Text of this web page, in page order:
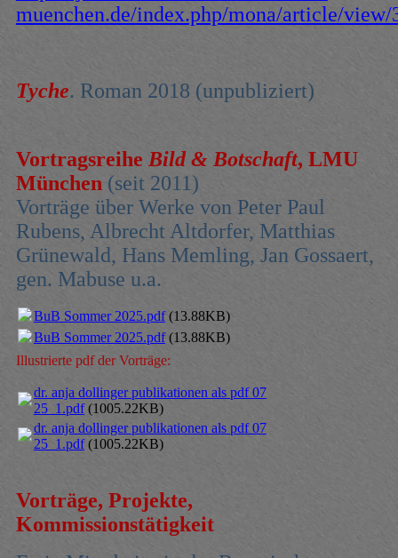
muenchen.de/index.php/mona/article/view/
Tyche. Roman 2018 (unpubliziert)
Vortragsreihe Bild & Botschaft, LMU
München (seit 2011)
Vorträge über Werke von Peter Paul
Rubens, Albrecht Altdorfer, Matthias
Grünewald, Hans Memling, Jan Gossaert,
gen. Mabuse u.a.
BuB Sommer 2025.pdf(13.88KB)
BuB Sommer 2025.pdf(13.88KB)
Illustrierte pdf der Vorträge:
dr. anja dollinger publikationen als pdf 07
25_1.pdf(1005.22KB)
dr. anja dollinger publikationen als pdf 07
25_1.pdf(1005.22KB)
Vorträge, Projekte,
Kommissionstätigkeit